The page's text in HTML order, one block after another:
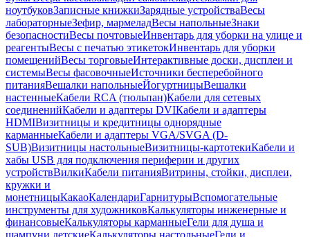
ноутбуковЗаписные книжкиЗарядные устройстваВесы
лабораторныеЗефир, мармеладВесы напольныеЗнаки
безопасностиВесы почтовыеИнвентарь для уборки на улице и
реагентыВесы с печатью этикетокИнвентарь для уборки
помещенийВесы торговыеИнтерактивные доски, дисплеи и
системыВесы фасовочныеИсточники бесперебойного
питанияВешалки напольныеЙогуртницыВешалки
настенныеКабели RCA (тюльпан)Кабели для сетевых
соединенийКабели и адаптеры DVIКабели и адаптеры
HDMIВизитницы и кредитницы однорядные
карманныеКабели и адаптеры VGA/SVGA (D-
SUB)Визитницы настольныеВизитницы-картотекиКабели и
хабы USB для подключения периферии и других
устройствВилкиКабели питанияВитрины, стойки, дисплеи,
кружки и
монетницыКакаоКалендариГарнитурыВспомогательные
инструменты для художниковКалькуляторы инженерные и
финансовыеКалькуляторы карманныеГели для душа и
шампуни детскиеКалькуляторы настольныеГели и